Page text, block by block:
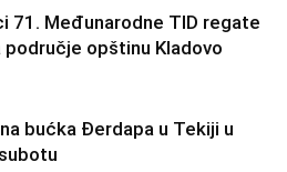
71. Međunarodne TID regate
područje opštinu Kladovo
bućka Đerdapa u Tekiji u